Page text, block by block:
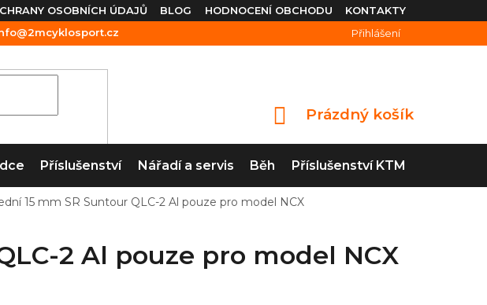
OSOBNÍCH ÚDAJŮ BLOG KONTAKTY
HODNOCENÍ OBCHODU
Přihlášení
NÁKUPNÍ
Prázdný košík
Příslušenství Nářadí a servis Běh Příslušenství KTM
15 mm SR Suntour QLC-2 Al pouze pro model NCX
2 Al pouze pro model NCX